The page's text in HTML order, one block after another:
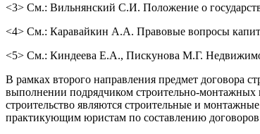
<3> См.: Вильнянский С.И. Положение о
<4> См.: Каравайкин А.А. Правовые вопросы
<5> См.: Киндеева Е.А., Пискунова М.Г.
В рамках второго направления предмет договора
выполнении подрядчиком строительно-монтажных
строительство являются строительные и
практикующим юристам по составлению договоров